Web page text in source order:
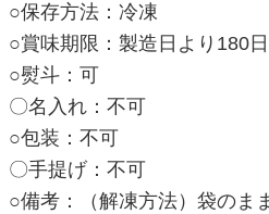
○保存方法：冷凍
○賞味期限：製造日より180日
○熨斗：可
〇名入れ：不可
○包装：不可
〇手提げ：不可
○備考：（解凍方法）袋のま